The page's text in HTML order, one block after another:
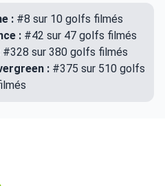
:#8 sur 10 golfs filmés
: #42 sur 47 golfs filmés
#328 sur 380 golfs filmés
: #375 sur 510 golfs